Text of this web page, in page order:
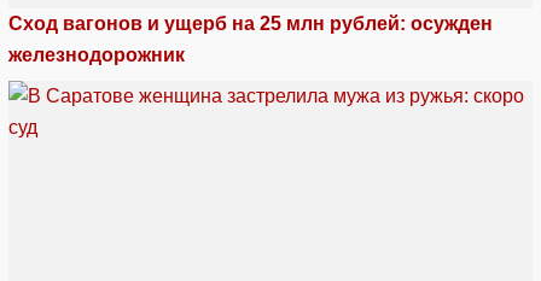
Сход вагонов и ущерб на 25 млн рублей: осужден
железнодорожник